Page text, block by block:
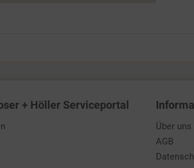
+ Höller Serviceportal
Über uns
AGB